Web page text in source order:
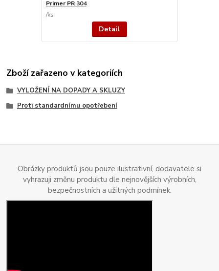
Primer PR 304
/ks
Detail
Zboží zařazeno v kategoriích
VYLOŽENÍ NA DOPADY A SKLUZY
Proti standardnímu opotřebení
Obrázky produktů jsou pouze ilustrativní, dodavatele si
vyhrazuji změnu produktu dle nejnovějších výrobních,
bezpečnostních a užitných podmínek.